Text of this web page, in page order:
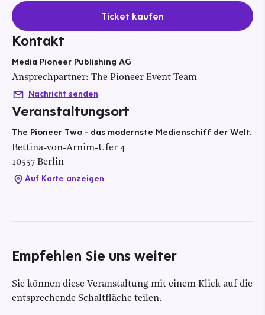
Ticket kaufen
Kontakt
Media Pioneer Publishing AG
Ansprechpartner: The Pioneer Event Team
Nachricht senden
Veranstaltungsort
The Pioneer Two - das modernste Medienschiff der Welt.
Bettina-von-Arnim-Ufer 4
10557 Berlin
Auf Karte anzeigen
Empfehlen Sie uns weiter
Sie können diese Veranstaltung mit einem Klick auf die
entsprechende Schaltfläche teilen.